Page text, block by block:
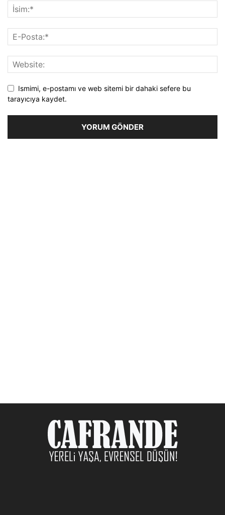
Ismimi, e-postamı ve web sitemi bir dahaki sefere bu
tarayıcıya kaydet.